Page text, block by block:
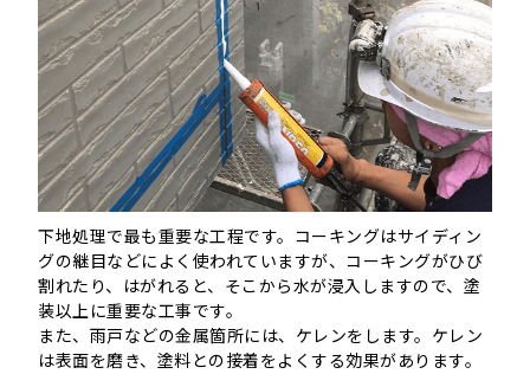
下地処理で最も重要な工程です。コーキングはサイディン
グの継目などによく使われていますが、コーキングがひび
割れたり、はがれると、そこから水が浸入しますので、塗
装以上に重要な工事です。
また、雨戸などの金属箇所には、ケレンをします。ケレン
は表面を磨き、塗料との接着をよくする効果があります。